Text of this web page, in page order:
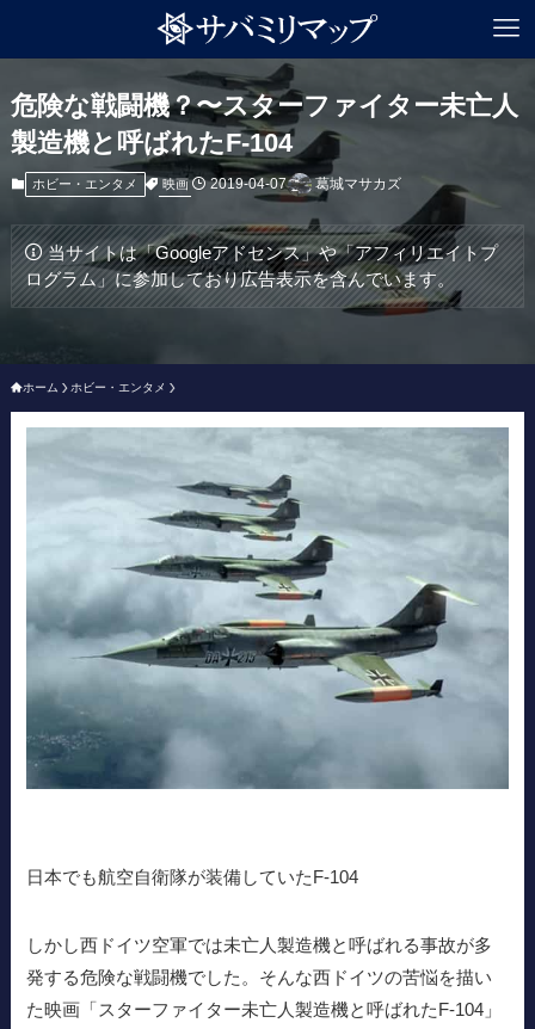
危険な戦闘機？〜スターファイター未亡人
製造機と呼ばれたF-104
ホビー・エンタメ 映画 2019-04-07 葛城マサカズ
当サイトは「Googleアドセンス」や「アフィリエイトプ
ログラム」に参加しており広告表示を含んでいます。
ホーム ホビー・エンタメ
日本でも航空自衛隊が装備していたF-104
しかし西ドイツ空軍では未亡人製造機と呼ばれる事故が多
発する危険な戦闘機でした。そんな西ドイツの苦悩を描い
た映画「スターファイター未亡人製造機と呼ばれたF-104」